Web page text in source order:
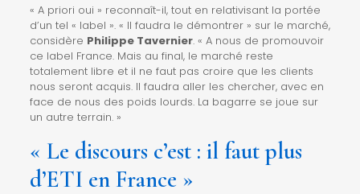
« A priori oui » reconnaît-il, tout en relativisant la portée
d’un tel « label ». « Il faudra le démontrer » sur le marché,
considère Philippe Tavernier. « A nous de promouvoir
ce label France. Mais au final, le marché reste
totalement libre et il ne faut pas croire que les clients
nous seront acquis. Il faudra aller les chercher, avec en
face de nous des poids lourds. La bagarre se joue sur
un autre terrain. »
« Le discours c’est : il faut plus
d’ETI en France »